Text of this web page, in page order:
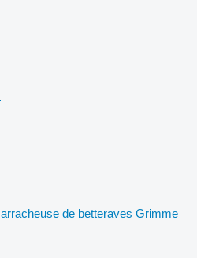
arracheuse de betteraves Grimme